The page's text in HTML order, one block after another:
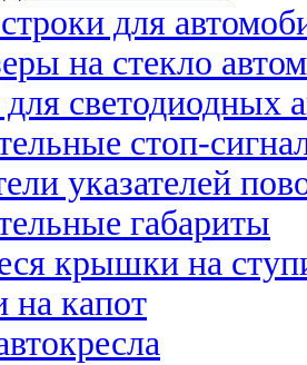
для
на стекло
светодиодных
стоп-
указателей
габариты
крышки на
на капот